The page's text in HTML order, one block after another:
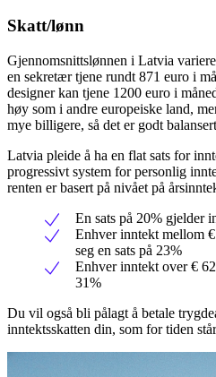
Skatt/lønn
Gjennomsnittslønnen i Latvia
en sekretær tjene rundt 871 euro i
designer kan tjene 1200 euro i
høy som i andre europeiske land,
mye billigere, så det er godt
Latvia pleide å ha en flat sats for
progressivt system for personlig
renten er basert på nivået på
En sats på 20% gjelder
Enhver inntekt mellom
seg en sats på 23%
Enhver inntekt over €
31%
Du vil også bli pålagt å betale
inntektsskatten din, som for tiden